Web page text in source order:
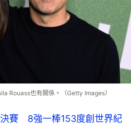
Rouass也有關係。（Getty Images）
賽 8強一棒153度創世界紀